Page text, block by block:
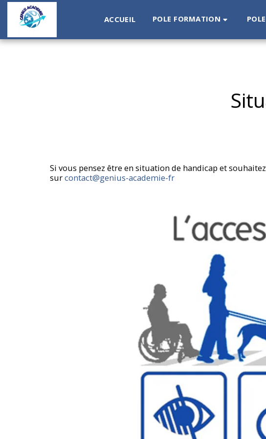
ACCUEIL POLE FORMATION
Si vous pensez être en situation de handicap et
surcontact@genius-academie-fr